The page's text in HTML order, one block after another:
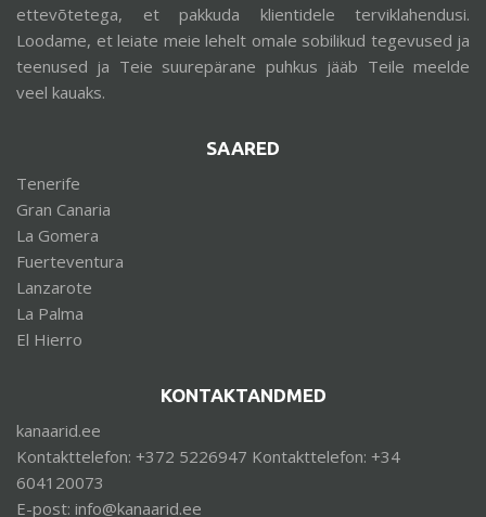
ettevõtetega, et pakkuda klientidele terviklahendusi.
Loodame, et leiate meie lehelt omale sobilikud tegevused ja
teenused ja Teie suurepärane puhkus jääb Teile meelde
veel kauaks.
SAARED
Tenerife
Gran Canaria
La Gomera
Fuerteventura
Lanzarote
La Palma
El Hierro
KONTAKTANDMED
kanaarid.ee
Kontakttelefon: +372 5226947 Kontakttelefon: +34
604120073
E-post: info@kanaarid.ee